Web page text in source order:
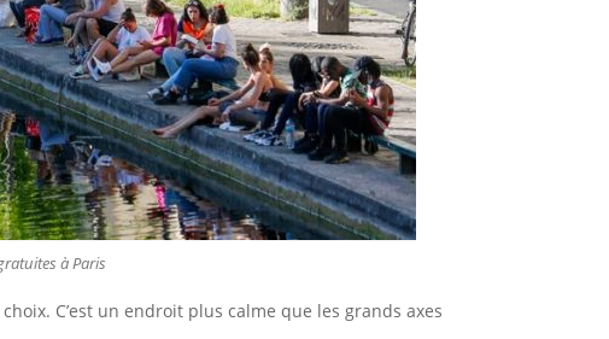
à Paris
C’est un endroit plus calme que les grands axes